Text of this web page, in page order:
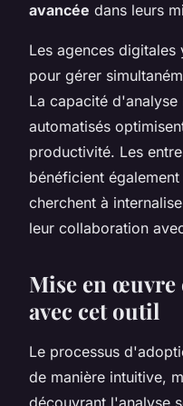
avancée dans leurs
Les agences
pour gérer
La capacité
automatisés
productivité. Les
bénéficient
cherchent à
leur collaboration
Mise en œuvre
avec cet outil
Le processus
de manière intuitive,